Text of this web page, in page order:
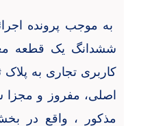
ششدانگ یک قطعه
کاربری تجاری به پلاک
اصلی، مفروز و